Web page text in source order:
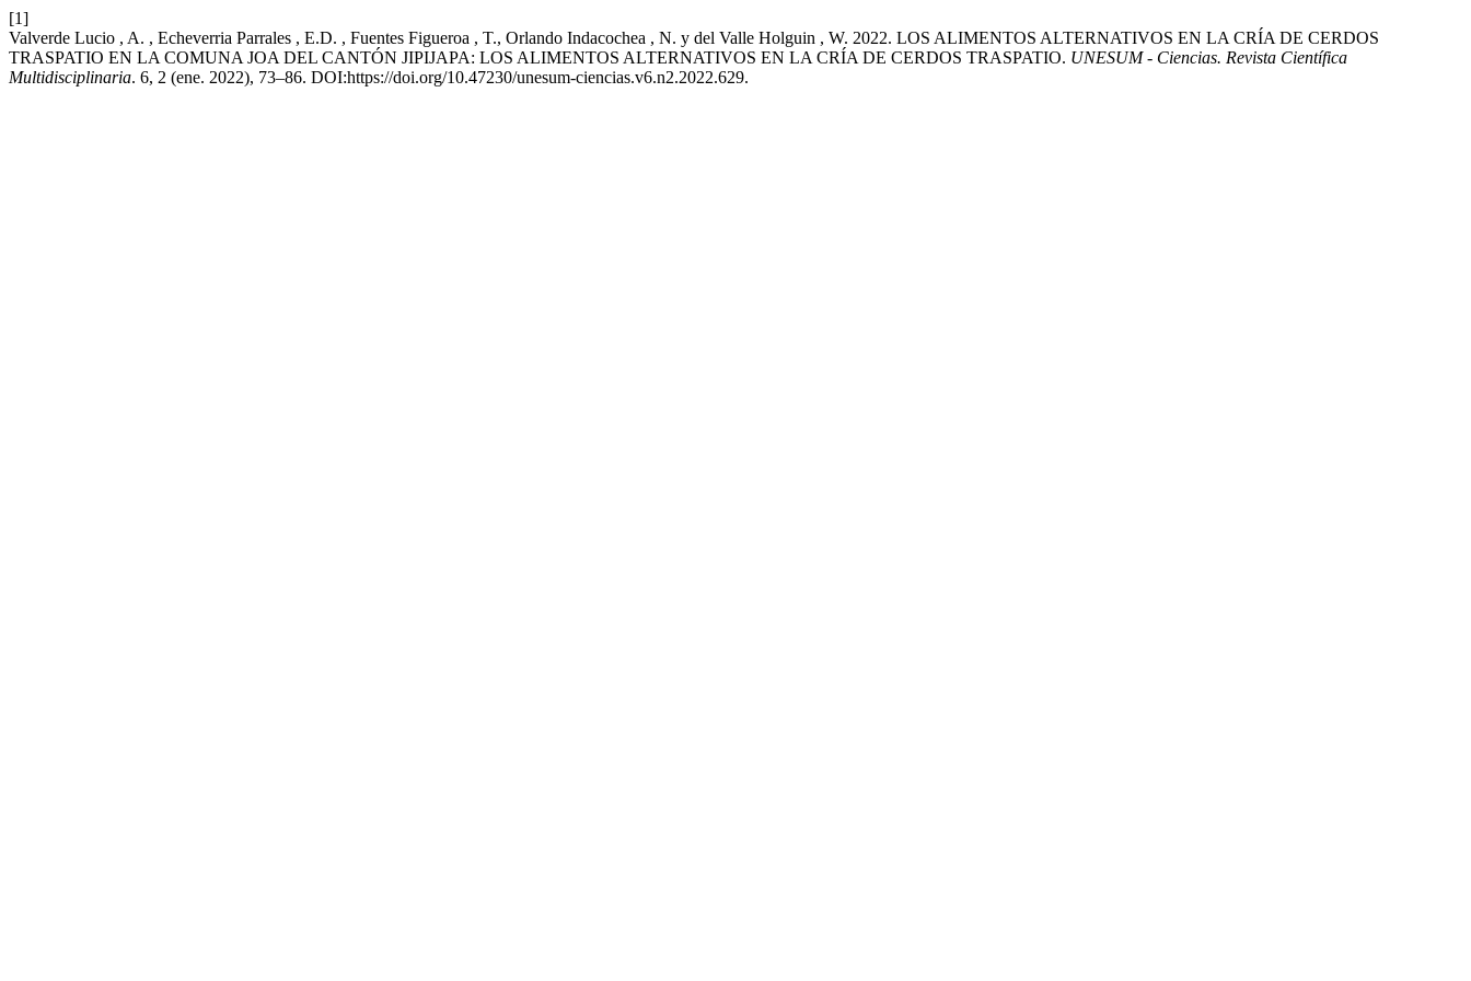
[1]
Valverde Lucio , A. , Echeverria Parrales , E.D. , Fuentes Figueroa , T., Orlando Indacochea , N. y del Valle Holguin , W. 2022. LOS ALIMENTOS ALTERNATIVOS EN LA CRÍA DE CERDOS
TRASPATIO EN LA COMUNA JOA DEL CANTÓN JIPIJAPA: LOS ALIMENTOS ALTERNATIVOS EN LA CRÍA DE CERDOS TRASPATIO. UNESUM - Ciencias. Revista Científica
Multidisciplinaria. 6, 2 (ene. 2022), 73–86. DOI:https://doi.org/10.47230/unesum-ciencias.v6.n2.2022.629.